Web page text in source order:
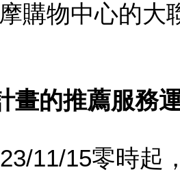
購物中心的大
畫的推薦服務
11/15零時起